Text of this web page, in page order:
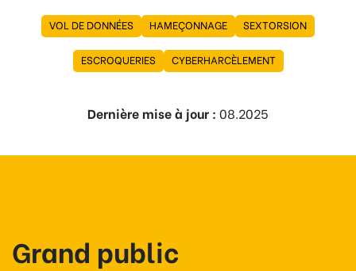
VOL DE DONNÉES HAMEÇONNAGE SEXTORSION
ESCROQUERIES CYBERHARCÈLEMENT
Dernière mise à jour : 08.2025
Grand public